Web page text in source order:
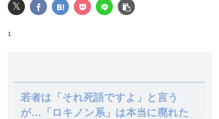
【朗報】及川光博さん（56）結婚ｗｗｗｗｗ
𝕏
1
若者は「それ死語ですよ」と言う
が…「ロキノン系」は本当に廃れた